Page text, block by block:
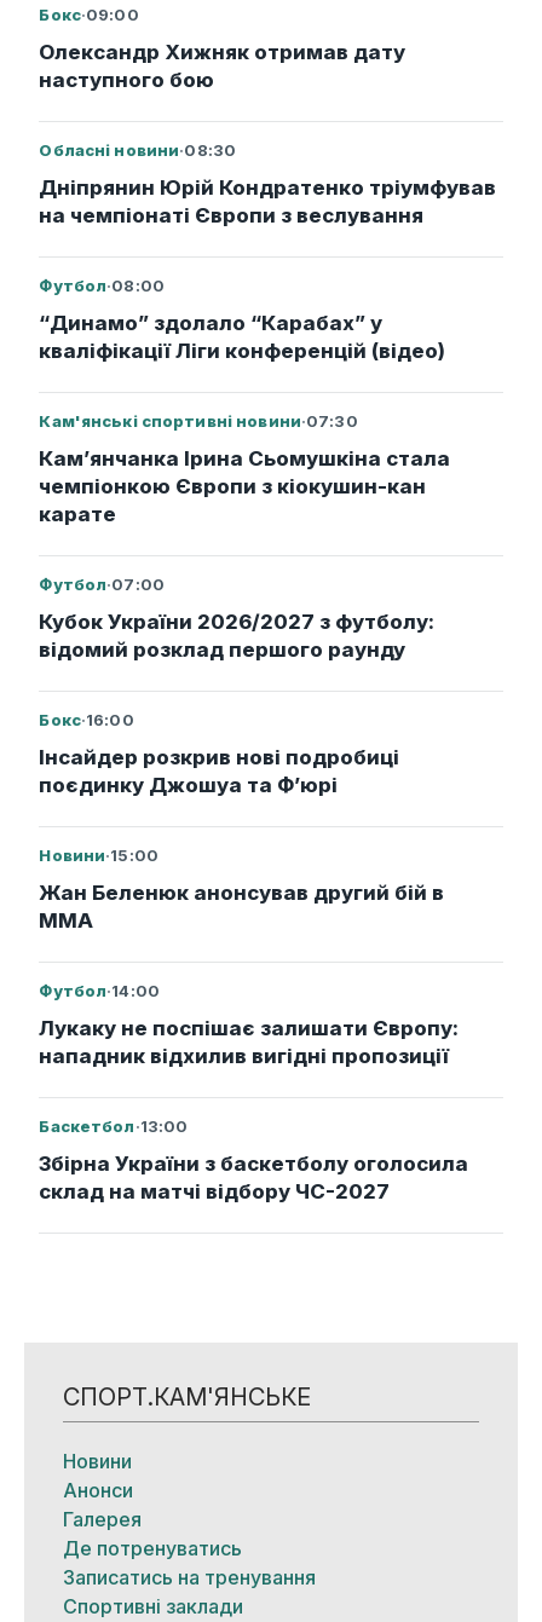
Бокс·09:00
Олександр Хижняк отримав дату
наступного бою
Обласні новини·08:30
Дніпрянин Юрій Кондратенко тріумфував
на чемпіонаті Європи з веслування
Футбол·08:00
“Динамо” здолало “Карабах” у
кваліфікації Ліги конференцій (відео)
Кам'янські спортивні новини·07:30
Кам’янчанка Ірина Сьомушкіна стала
чемпіонкою Європи з кіокушин-кан
карате
Футбол·07:00
Кубок України 2026/2027 з футболу:
відомий розклад першого раунду
Бокс·16:00
Інсайдер розкрив нові подробиці
поєдинку Джошуа та Ф’юрі
Новини·15:00
Жан Беленюк анонсував другий бій в
ММА
Футбол·14:00
Лукаку не поспішає залишати Європу:
нападник відхилив вигідні пропозиції
Баскетбол·13:00
Збірна України з баскетболу оголосила
склад на матчі відбору ЧС-2027
СПОРТ.КАМ'ЯНСЬКЕ
Новини
Анонси
Галерея
Де потренуватись
Записатись на тренування
Спортивні заклади